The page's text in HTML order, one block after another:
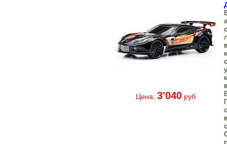
Цена: 3'040 руб